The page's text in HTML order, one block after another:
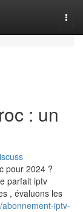
: un
pour 2024 ?
parfait iptv
, évaluons les
iptv-